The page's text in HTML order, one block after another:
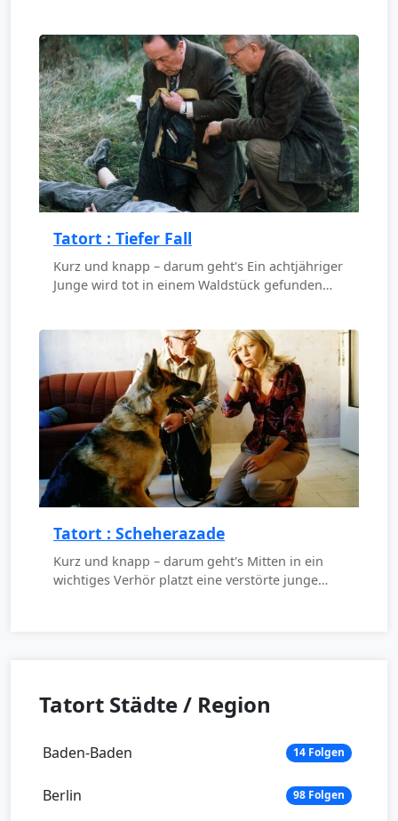
Tatort : Tiefer Fall
Kurz und knapp – darum geht's Ein achtjähriger
Junge wird tot in einem Waldstück gefunden…
Tatort : Scheherazade
Kurz und knapp – darum geht's Mitten in ein
wichtiges Verhör platzt eine verstörte junge…
Tatort Städte / Region
Baden-Baden 14 Folgen
Berlin 98 Folgen